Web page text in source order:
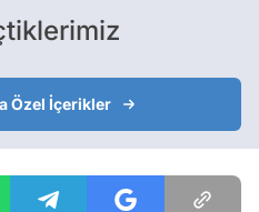
Özel İçerikler